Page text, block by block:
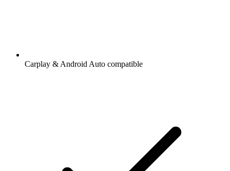
Carplay & Android Auto compatible